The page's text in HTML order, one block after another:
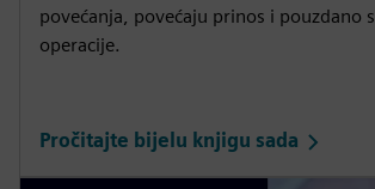
povećanja, povećaju prinos i pouzdano
operacije.
Pročitajte bijelu knjigu sada